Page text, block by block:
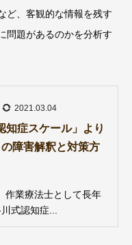
ど、客観的な情報を残す
問題があるのかを分析す
2021.03.04
知症スケール」より
障害解釈と対策方
業療法士として長年
式認知症...